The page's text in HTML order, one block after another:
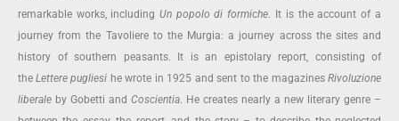
remarkable works, including Un popolo di formiche. It is the account of a
journey from the Tavoliere to the Murgia: a journey across the sites and
history of southern peasants. It is an epistolary report, consisting of
the Lettere pugliesi he wrote in 1925 and sent to the magazines Rivoluzione
liberale by Gobetti and Coscientia. He creates nearly a new literary genre –